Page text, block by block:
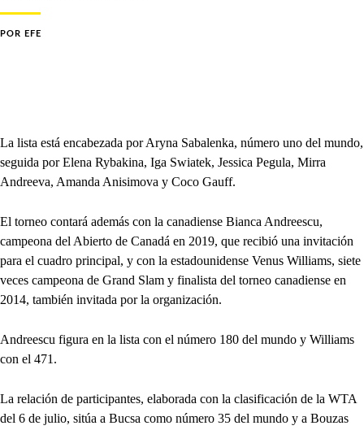
POR EFE
La lista está encabezada por Aryna Sabalenka, número uno del mundo,
seguida por Elena Rybakina, Iga Swiatek, Jessica Pegula, Mirra
Andreeva, Amanda Anisimova y Coco Gauff.
El torneo contará además con la canadiense Bianca Andreescu,
campeona del Abierto de Canadá en 2019, que recibió una invitación
para el cuadro principal, y con la estadounidense Venus Williams, siete
veces campeona de Grand Slam y finalista del torneo canadiense en
2014, también invitada por la organización.
Andreescu figura en la lista con el número 180 del mundo y Williams
con el 471.
La relación de participantes, elaborada con la clasificación de la WTA
del 6 de julio, sitúa a Bucsa como número 35 del mundo y a Bouzas